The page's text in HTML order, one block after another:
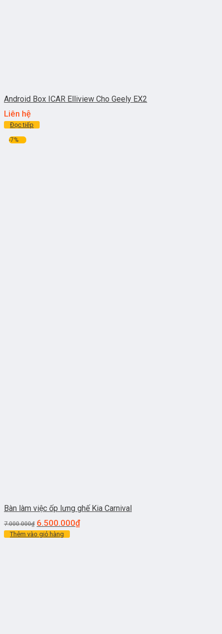
Android Box ICAR Elliview Cho Geely EX2
Liên hệ
Đọc tiếp
-7%
Bàn làm việc ốp lưng ghế Kia Carnival
7.000.000₫ 6.500.000₫
Thêm vào giỏ hàng